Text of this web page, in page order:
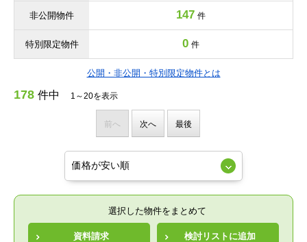
非公開物件 147 件
特別限定物件 0 件
公開・非公開・特別限定物件とは
178 件中 1～20を表示
前へ 次へ 最後
選択した物件をまとめて
資料請求 検討リストに追加